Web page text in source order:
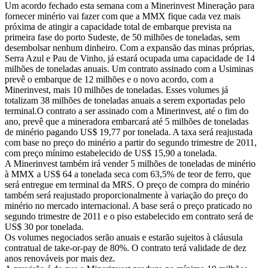
Um acordo fechado esta semana com a Minerinvest Mineração para
fornecer minério vai fazer com que a MMX fique cada vez mais
próxima de atingir a capacidade total de embarque prevista na
primeira fase do porto Sudeste, de 50 milhões de toneladas, sem
desembolsar nenhum dinheiro. Com a expansão das minas próprias,
Serra Azul e Pau de Vinho, já estará ocupada uma capacidade de 14
milhões de toneladas anuais. Um contrato assinado com a Usiminas
prevê o embarque de 12 milhões e o novo acordo, com a
Minerinvest, mais 10 milhões de toneladas. Esses volumes já
totalizam 38 milhões de toneladas anuais a serem exportadas pelo
terminal.O contrato a ser assinado com a Minerinvest, até o fim do
ano, prevê que a mineradora embarcará até 5 milhões de toneladas
de minério pagando US$ 19,77 por tonelada. A taxa será reajustada
com base no preço do minério a partir do segundo trimestre de 2011,
com preço mínimo estabelecido de US$ 15,90 a tonelada.
A Minerinvest também irá vender 5 milhões de toneladas de minério
à MMX a US$ 64 a tonelada seca com 63,5% de teor de ferro, que
será entregue em terminal da MRS. O preço de compra do minério
também será reajustado proporcionalmente à variação do preço do
minério no mercado internacional. A base será o preço praticado no
segundo trimestre de 2011 e o piso estabelecido em contrato será de
US$ 30 por tonelada.
Os volumes negociados serão anuais e estarão sujeitos à cláusula
contratual de take-or-pay de 80%. O contrato terá validade de dez
anos renováveis por mais dez.